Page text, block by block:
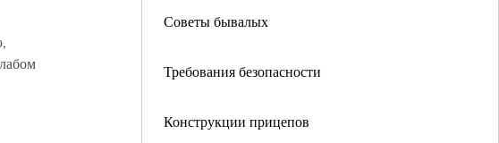
Советы бывалых
Требования безопасности
Конструкции прицепов